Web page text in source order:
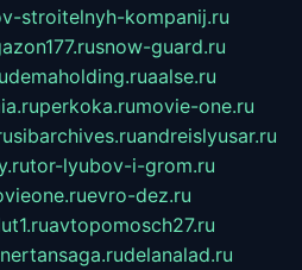
stroitelnyh-kompanij.ru
snow-guard.ru
demaholding.ruaalse.ru
perkoka.rumovie-one.ru
sibarchives.ruandreislyusar.ru
tor-lyubov-i-grom.ru
evro-dez.ru
avtopomosch27.ru
nertansaga.rudelanalad.ru